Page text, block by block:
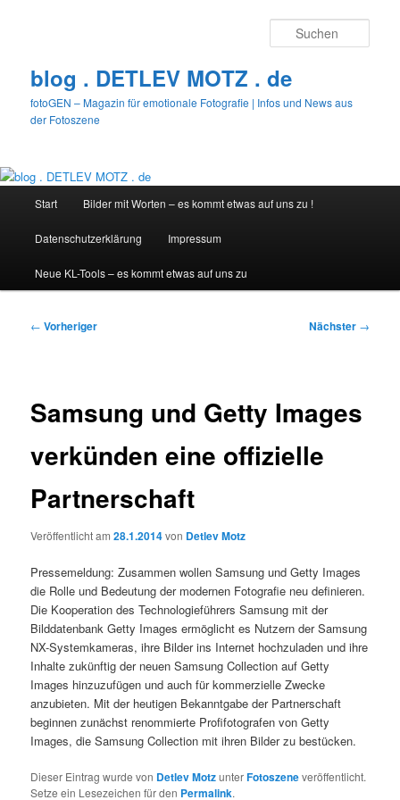
blog . DETLEV MOTZ . de
fotoGEN – Magazin für emotionale Fotografie | Infos und News aus
der Fotoszene
Start Bilder mit Worten – es kommt etwas auf uns zu !
Datenschutzerklärung Impressum
Neue KL-Tools – es kommt etwas auf uns zu
Beitragsnavigation
← Vorheriger Nächster →
Samsung und Getty Images
verkünden eine offizielle
Partnerschaft
Veröffentlicht am28.1.2014von Detlev Motz
Pressemeldung: Zusammen wollen Samsung und Getty Images
die Rolle und Bedeutung der modernen Fotografie neu definieren.
Die Kooperation des Technologieführers Samsung mit der
Bilddatenbank Getty Images ermöglicht es Nutzern der Samsung
NX-Systemkameras, ihre Bilder ins Internet hochzuladen und ihre
Inhalte zukünftig der neuen Samsung Collection auf Getty
Images hinzuzufügen und auch für kommerzielle Zwecke
anzubieten. Mit der heutigen Bekanntgabe der Partnerschaft
beginnen zunächst renommierte Profifotografen von Getty
Images, die Samsung Collection mit ihren Bilder zu bestücken.
Dieser Eintrag wurde von Detlev MotzunterFotoszeneveröffentlicht.
Setze ein Lesezeichen für den Permalink.